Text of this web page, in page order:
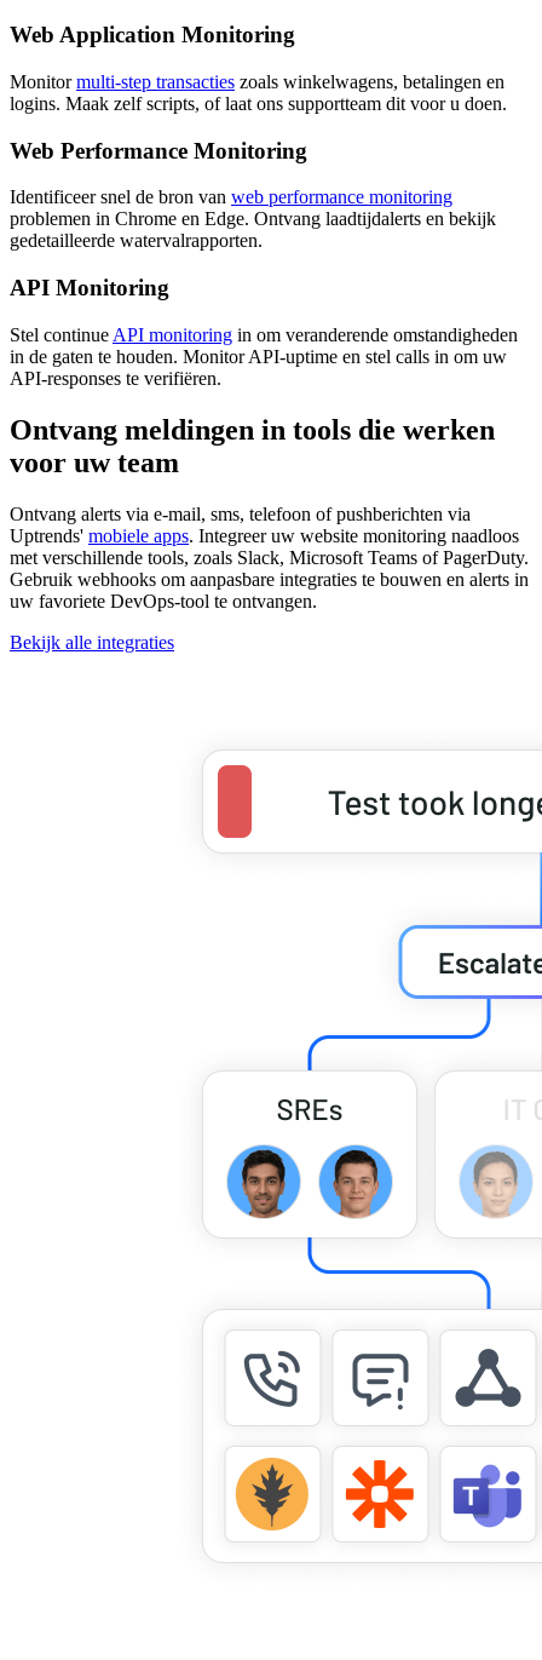
Web Application Monitoring
Monitormulti-step transacties zoals winkelwagens, betalingen en
logins. Maak zelf scripts, of laat ons supportteam dit voor u doen.
Web Performance Monitoring
Identificeer snel de bron van web performance monitoring
problemen in Chrome en Edge. Ontvang laadtijdalerts en bekijk
gedetailleerde watervalrapporten.
API Monitoring
Stel continue API monitoring in om veranderende omstandigheden
in de gaten te houden. Monitor API-uptime en stel calls in om uw
API-responses te verifiëren.
Ontvang meldingen in tools die werken
voor uw team
Ontvang alerts via e-mail, sms, telefoon of pushberichten via
Uptrends' mobiele apps. Integreer uw website monitoring naadloos
met verschillende tools, zoals Slack, Microsoft Teams of PagerDuty.
Gebruik webhooks om aanpasbare integraties te bouwen en alerts in
uw favoriete DevOps-tool te ontvangen.
Bekijk alle integraties